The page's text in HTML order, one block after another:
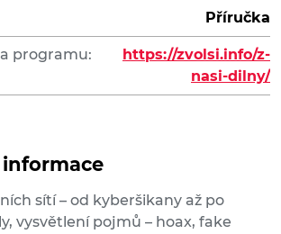
Příručka
programu:
https://zvolsi.info/z-
nasi-dilny/
sítí – od kyberšikany až po
vysvětlení pojmů – hoax, fake